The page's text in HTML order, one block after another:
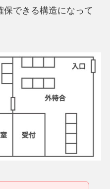
できる構造になって